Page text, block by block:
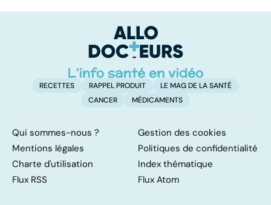
RECETTES RAPPEL PRODUIT
LE MAG DE LA SANTÉ
CANCER
MÉDICAMENTS
Qui sommes-nous ?
Gestion des cookies
Mentions légales
Politiques de confidentialité
Charte d'utilisation
Index thématique
Flux RSS
Flux Atom